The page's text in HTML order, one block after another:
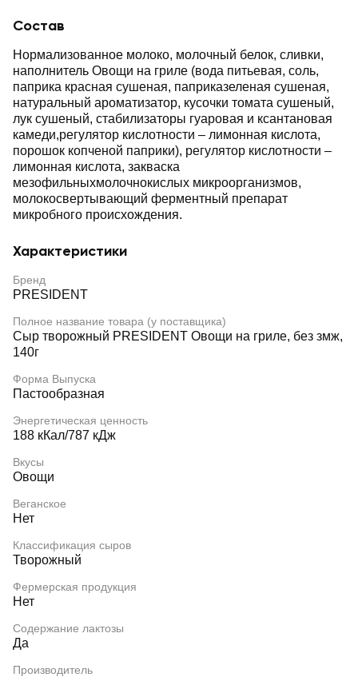
Состав
Нормализованное молоко, молочный белок, сливки,
наполнитель Овощи на гриле (вода питьевая, соль,
паприка красная сушеная, паприказеленая сушеная,
натуральный ароматизатор, кусочки томата сушеный,
лук сушеный, стабилизаторы гуаровая и ксантановая
камеди,регулятор кислотности – лимонная кислота,
порошок копченой паприки), регулятор кислотности –
лимонная кислота, закваска
мезофильныхмолочнокислых микроорганизмов,
молокосвертывающий ферментный препарат
микробного происхождения.
Характеристики
Бренд
PRESIDENT
Полное название товара (у поставщика)
Сыр творожный PRESIDENT Овощи на гриле, без змж,
140г
Форма Выпуска
Пастообразная
Энергетическая ценность
188 кКал/787 кДж
Вкусы
Овощи
Веганское
Нет
Классификация сыров
Творожный
Фермерская продукция
Нет
Содержание лактозы
Да
Производитель